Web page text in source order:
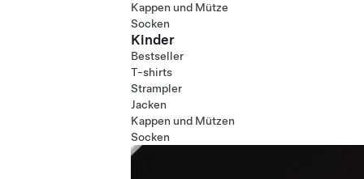
Kappen und Mütze
Socken
Kinder
Bestseller
T-shirts
Strampler
Jacken
Kappen und Mützen
Socken